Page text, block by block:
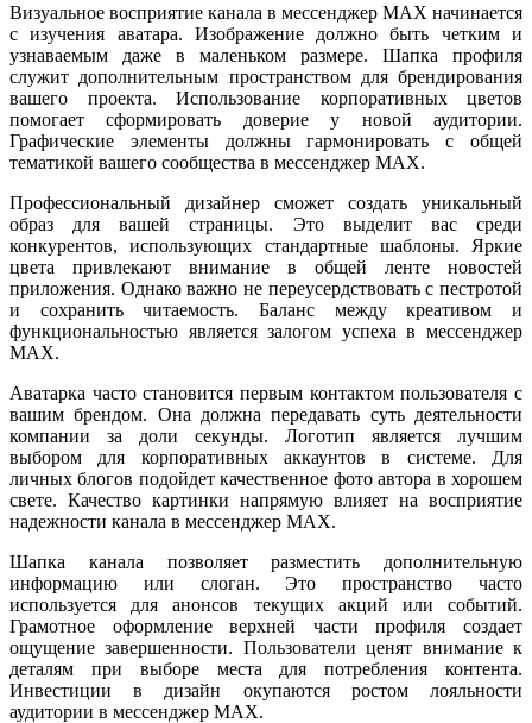
Визуальное восприятие канала в мессенджер MAX начинается
с изучения аватара. Изображение должно быть четким и
узнаваемым даже в маленьком размере. Шапка профиля
служит дополнительным пространством для брендирования
вашего проекта. Использование корпоративных цветов
помогает сформировать доверие у новой аудитории.
Графические элементы должны гармонировать с общей
тематикой вашего сообщества в мессенджер MAX.
Профессиональный дизайнер сможет создать уникальный
образ для вашей страницы. Это выделит вас среди
конкурентов, использующих стандартные шаблоны. Яркие
цвета привлекают внимание в общей ленте новостей
приложения. Однако важно не переусердствовать с пестротой
и сохранить читаемость. Баланс между креативом и
функциональностью является залогом успеха в мессенджер
MAX.
Аватарка часто становится первым контактом пользователя с
вашим брендом. Она должна передавать суть деятельности
компании за доли секунды. Логотип является лучшим
выбором для корпоративных аккаунтов в системе. Для
личных блогов подойдет качественное фото автора в хорошем
свете. Качество картинки напрямую влияет на восприятие
надежности канала в мессенджер MAX.
Шапка канала позволяет разместить дополнительную
информацию или слоган. Это пространство часто
используется для анонсов текущих акций или событий.
Грамотное оформление верхней части профиля создает
ощущение завершенности. Пользователи ценят внимание к
деталям при выборе места для потребления контента.
Инвестиции в дизайн окупаются ростом лояльности
аудитории в мессенджер MAX.